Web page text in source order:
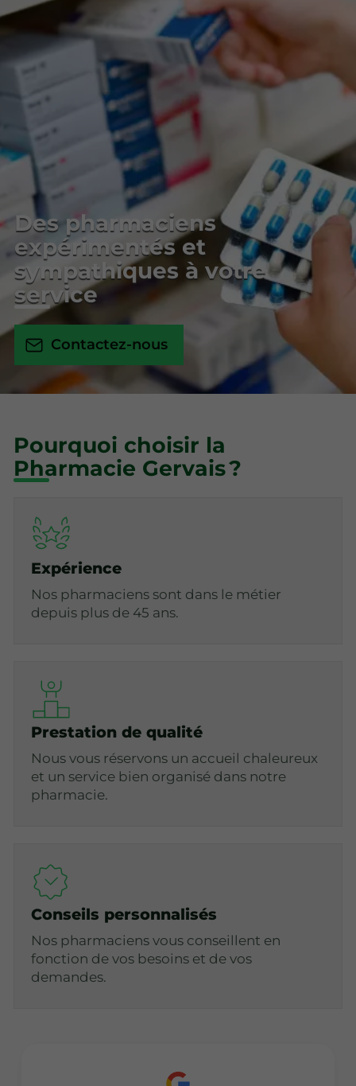
Des pharmaciens
expérimentés et
sympathiques à votre
service
Contactez-nous
Pourquoi choisir la
Pharmacie Gervais ?
Expérience
Nos pharmaciens sont dans le métier
depuis plus de 45 ans.
Prestation de qualité
Nous vous réservons un accueil chaleureux
et un service bien organisé dans notre
pharmacie.
Conseils personnalisés
Nos pharmaciens vous conseillent en
fonction de vos besoins et de vos
demandes.